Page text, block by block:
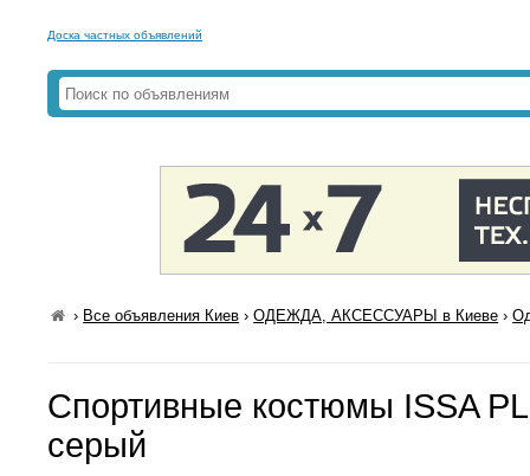
Доска частных объявлений
› Все объявления Киев ›ОДЕЖДА, АКСЕССУАРЫ в Киеве ›
Спортивные костюмы ISSA
серый